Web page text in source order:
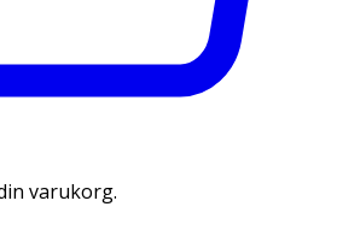
varukorg.